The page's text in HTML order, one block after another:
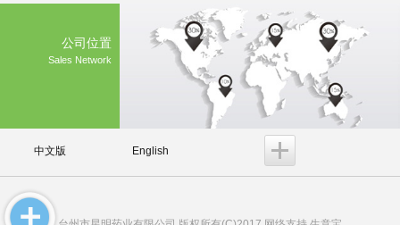
公司位置
Sales Network
中文版 English